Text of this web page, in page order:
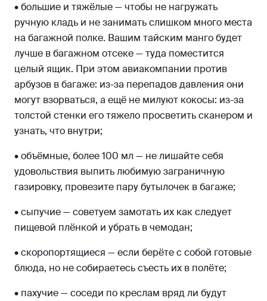
• большие и тяжёлые — чтобы не нагружать
ручную кладь и не занимать слишком много места
на багажной полке. Вашим тайским манго будет
лучше в багажном отсеке — туда поместится
целый ящик. При этом авиакомпании против
арбузов в багаже: из-за перепадов давления они
могут взорваться, а ещё не милуют кокосы: из-за
толстой стенки его тяжело просветить сканером и
узнать, что внутри;
• объёмные, более 100 мл — не лишайте себя
удовольствия выпить любимую заграничную
газировку, провезите пару бутылочек в багаже;
• сыпучие — советуем замотать их как следует
пищевой плёнкой и убрать в чемодан;
• скоропортящиеся — если берёте с собой готовые
блюда, но не собираетесь съесть их в полёте;
• пахучие — соседи по креслам вряд ли будут